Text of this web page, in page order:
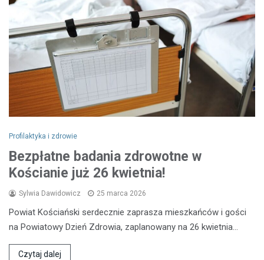
Profilaktyka i zdrowie
Bezpłatne badania zdrowotne w
Kościanie już 26 kwietnia!
Sylwia Dawidowicz 25 marca 2026
Powiat Kościański serdecznie zaprasza mieszkańców i gości
na Powiatowy Dzień Zdrowia, zaplanowany na 26 kwietnia…
Czytaj dalej